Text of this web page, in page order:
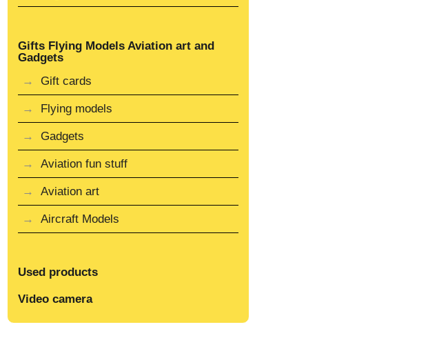
Gifts Flying Models Aviation art and
Gadgets
Gift cards
Flying models
Gadgets
Aviation fun stuff
Aviation art
Aircraft Models
Used products
Video camera